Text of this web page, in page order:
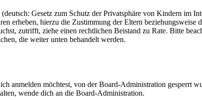
Gesetz zum Schutz der Privatsphäre von Kindern im
erheben, hierzu die Zustimmung der Eltern beziehungsweise
zutrifft, ziehe einen rechtlichen Beistand zu Rate. Bitte
die weiter unten behandelt werden.
anmelden möchtest, von der Board-Administration gesperrt
wende dich an die Board-Administration.